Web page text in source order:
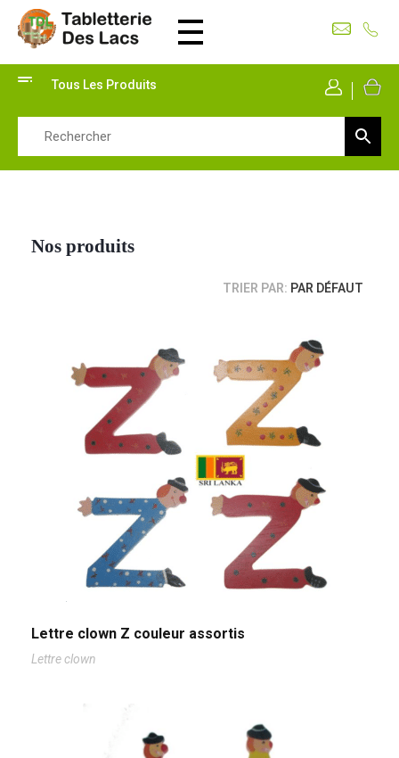
Tabletterie des Lacs
Tous Les Produits Mon
Nos produits
TRIER PAR: PAR DÉFAUT
Lettre clown Z couleur assortis
Lettre clown